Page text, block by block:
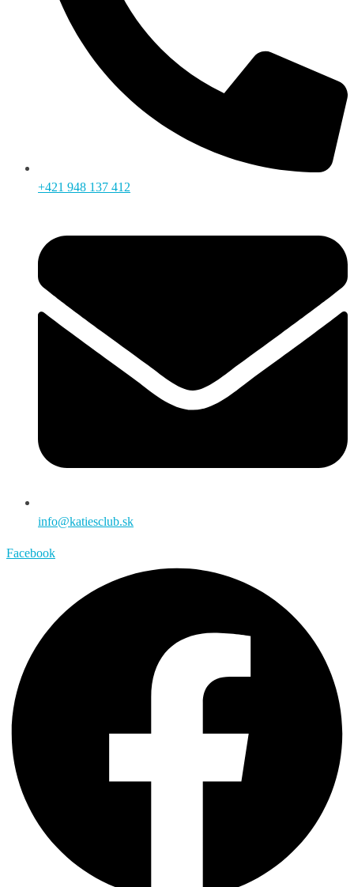
+421 948 137 412
info@katiesclub.sk
Facebook